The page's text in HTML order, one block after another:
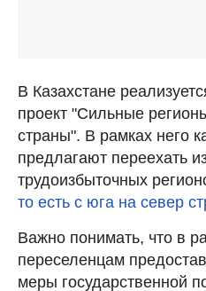
В Казахстане
проект "Сильные
страны". В рамках него
предлагают переехать
трудоизбыточных
то есть с юга на север
Важно понимать, что в
переселенцам
меры государственной